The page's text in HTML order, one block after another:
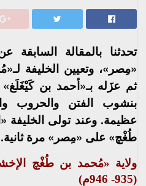
تحدثنا بالمقالة
«مِصر»، وتعيين الخليفة
ثم عزَله بـ«أحمد بن
بنشوب الفتن والحروب
عظيمة. وعند تولى الخليفة
طُغْچ» على «مِصر» مرة ثانية.
(935- 946م)